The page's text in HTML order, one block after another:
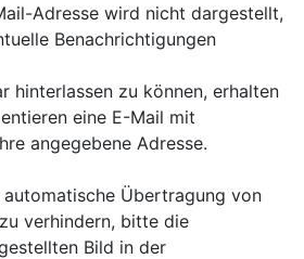
Adresse wird nicht dargestellt,
Benachrichtigungen
hinterlassen zu können, erhalten
eine E-Mail mit
angegebene Adresse.
automatische Übertragung von
verhindern, bitte die
Bild in der